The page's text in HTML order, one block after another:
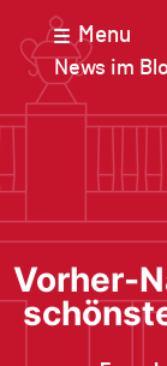
News im
Vorher-